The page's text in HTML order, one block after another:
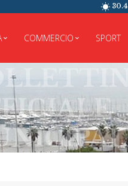
30.4
COMMERCIO SPORT